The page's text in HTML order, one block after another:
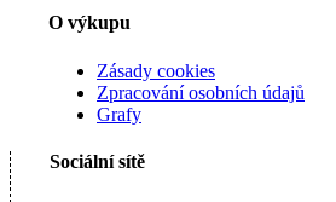
O výkupu
Zásady cookies
Zpracování osobních údajů
Grafy
Sociální sítě